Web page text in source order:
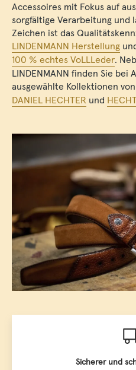
Accessoires mit Fokus auf
sorgfältige Verarbeitung und
Zeichen ist das
LINDENMANN Herstellung
100 % echtes VoLLLeder.
LINDENMANN finden Sie bei
ausgewählte Kollektionen von
DANIEL HECHTER und
Sicherer und